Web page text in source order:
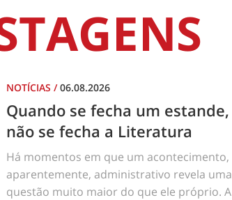
NOTÍCIAS /06.08.2026
Quando se fecha um estande,
não se fecha a Literatura
Há momentos em que um acontecimento,
aparentemente, administrativo revela uma
questão muito maior do que ele próprio. A